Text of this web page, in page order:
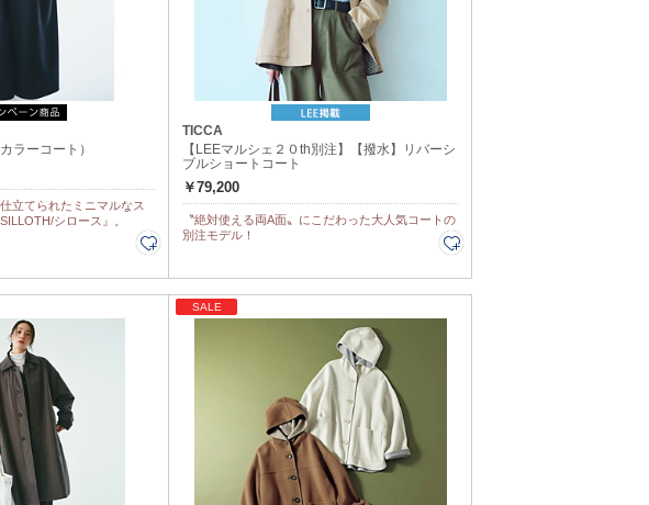
ラーコート）
立てられたミニマルなス
シロース』。
TICCA
【LEEマルシェ２０th別注】【撥水】リバーシ
ブルショートコート
￥79,200
〝絶対使える両A面〟にこだわった大人気コートの
別注モデル！
SALE